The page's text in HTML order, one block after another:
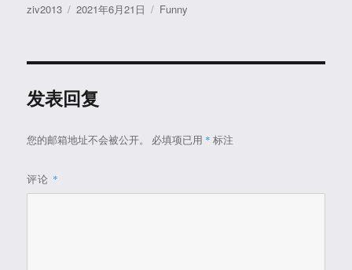
作
ziv2013
发
2021年6月21日
分
Funny
发表回复
您的邮箱地址不会被公开。 必填项已用 * 标注
评论 *